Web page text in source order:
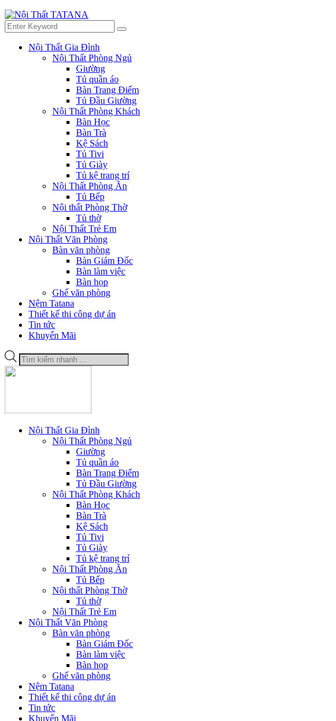
Menu
Search
for:
Search
Nội Thất Gia Đình
Nội Thất Phòng Ngủ
Giường
Tủ quần áo
Bàn Trang Điểm
Tủ Đầu Giường
Nội Thất Phòng Khách
Bàn Học
Bàn Trà
Kệ Sách
Tủ Tivi
Tủ Giày
Tủ kệ trang trí
Nội Thất Phòng Ăn
Tủ Bếp
Nội thất Phòng Thờ
Tủ thờ
Nội Thất Trẻ Em
Nội Thất Văn Phòng
Bàn văn phòng
Bàn Giám Đốc
Bàn làm việc
Bàn họp
Ghế văn phòng
Nệm Tatana
Thiết kế thi công dự án
Tin tức
Khuyến Mãi
Tìm
kiếm
Nội Thất Gia Đình
Nội Thất Phòng Ngủ
Giường
Tủ quần áo
Bàn Trang Điểm
Tủ Đầu Giường
Nội Thất Phòng Khách
Bàn Học
Bàn Trà
Kệ Sách
Tủ Tivi
Tủ Giày
Tủ kệ trang trí
Nội Thất Phòng Ăn
Tủ Bếp
Nội thất Phòng Thờ
Tủ thờ
Nội Thất Trẻ Em
Nội Thất Văn Phòng
Bàn văn phòng
Bàn Giám Đốc
Bàn làm việc
Bàn họp
Ghế văn phòng
Nệm Tatana
Thiết kế thi công dự án
Tin tức
Khuyến Mãi